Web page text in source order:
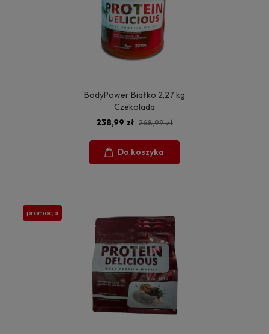
BodyPower Białko 2,27 kg
Czekolada
238,99 zł 268,99 zł
Do koszyka
promocja